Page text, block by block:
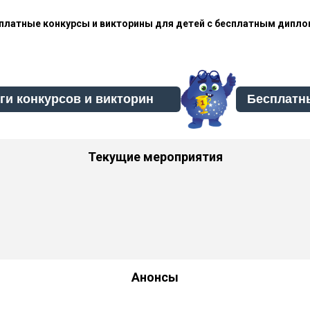
конкурсы и викторины для детей с бесплатным
Текущие мероприятия
Анонсы